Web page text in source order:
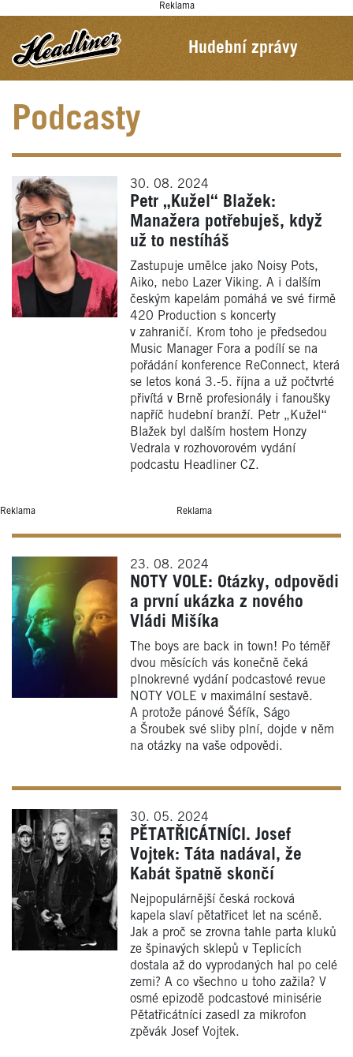
Reklama
Hudební zprávy
Podcasty
30. 08. 2024
Petr „Kužel“ Blažek:
Manažera potřebuješ, když
už to nestíháš
Zastupuje umělce jako Noisy Pots,
Aiko, nebo Lazer Viking. A i dalším
českým kapelám pomáhá ve své firmě
420 Production s koncerty
v zahraničí. Krom toho je předsedou
Music Manager Fora a podílí se na
pořádání konference ReConnect, která
se letos koná 3.-5. října a už počtvrté
přivítá v Brně profesionály i fanoušky
napříč hudební branží. Petr „Kužel“
Blažek byl dalším hostem Honzy
Vedrala v rozhovorovém vydání
podcastu Headliner CZ.
Reklama Reklama
23. 08. 2024
NOTY VOLE: Otázky, odpovědi
a první ukázka z nového
Vládi Mišíka
The boys are back in town! Po téměř
dvou měsících vás konečně čeká
plnokrevné vydání podcastové revue
NOTY VOLE v maximální sestavě.
A protože pánové Šéfík, Ságo
a Šroubek své sliby plní, dojde v něm
na otázky na vaše odpovědi.
30. 05. 2024
PĚTATŘICÁTNÍCI. Josef
Vojtek: Táta nadával, že
Kabát špatně skončí
Nejpopulárnější česká rocková
kapela slaví pětatřicet let na scéně.
Jak a proč se zrovna tahle parta kluků
ze špinavých sklepů v Teplicích
dostala až do vyprodaných hal po celé
zemi? A co všechno u toho zažila? V
osmé epizodě podcastové minisérie
Pětatřicátníci zasedl za mikrofon
zpěvák Josef Vojtek.